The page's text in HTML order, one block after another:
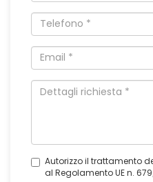
Autorizzo il trattamento
al Regolamento UE n.